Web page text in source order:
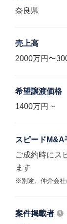
奈良県
売上高
2000万円〜
希望譲渡価格
1400万円 ~
スピードM&A
ご成約時にス
ます
※別途、仲介会社
案件掲載者